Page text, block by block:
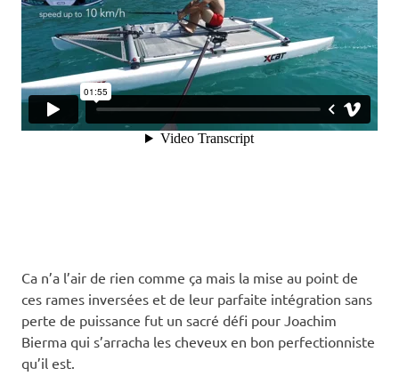
Ca n’a l’air de rien comme ça mais la mise au point de
ces rames inversées et de leur parfaite intégration sans
perte de puissance fut un sacré défi pour Joachim
Bierma qui s’arracha les cheveux en bon perfectionniste
qu’il est.